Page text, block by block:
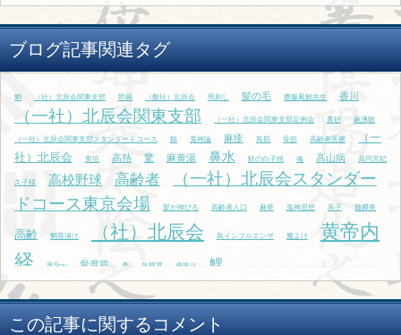
ブログ記事関連タグ
鯛 （社）北辰会関東支部 黙祷 （般社）北辰会 馬刺し 髪の毛 齋藤鳳観先生 香川
（一社）北辰会関東支部 （一社）北辰会関東支部定例会 黄砂 麻沸散
（一社）北辰会関東支部スタンダードコース 鯖 鬼神論 麻疹 鳥肌 骨折 高齢者医療
（一
社）北辰会
黄疸 高熱 驚 麻黄湯 鼻水 鮭の白子焼 魂 高山病 高円宮妃
久子様 高校野球 高齢者
（一社）北辰会スタンダー
ドコース東京会場
髪が伸びる 高齢者人口 麻痺 鬼神思想 黒子 髄膜炎
高齢 鯛茶漬け （社）北辰会 鳥インフルエンザ 魔よけ
黄帝内
経
馬Stay 骨度篇 鼻 魚腥草 魂振り 鯉
この記事に関するコメント